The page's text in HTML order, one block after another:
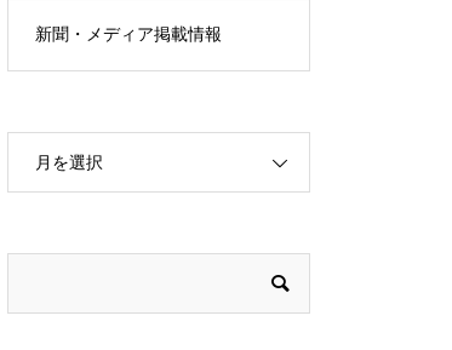
新聞・メディア掲載情報
月を選択